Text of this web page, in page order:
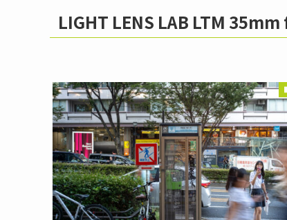
LIGHT LENS LAB LTM